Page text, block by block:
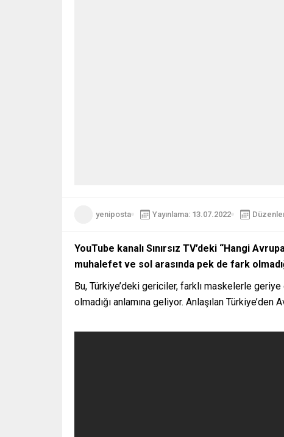
yeniposta Yayınlama: 13.07.2022
YouTube kanalı Sınırsız TV’deki “Hangi
muhalefet ve sol arasında pek de fark
Bu, Türkiye’deki gericiler, farklı maskelerle
olmadığı anlamına geliyor. Anlaşılan